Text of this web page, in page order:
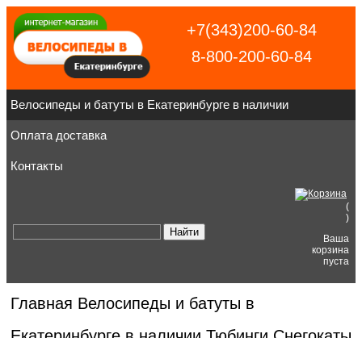
+7(343)200-60-84
8-800-200-60-84
Велосипеды и батуты в Екатеринбурге в наличии
Оплата доставка
Контакты
(
)
Ваша
корзина
пуста
Главная Велосипеды и батуты в